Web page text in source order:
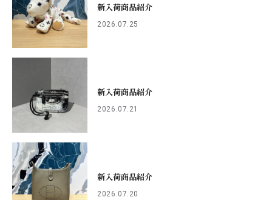
新入荷商品紹介
2026.07.25
新入荷商品紹介
2026.07.21
新入荷商品紹介
2026.07.20